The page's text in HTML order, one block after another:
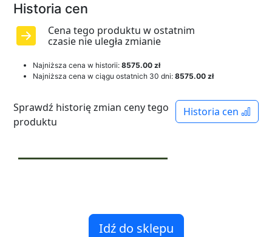
Historia cen
Cena tego produktu w ostatnim
czasie nie uległa zmianie
Najniższa cena w historii: 8575.00 zł
Najniższa cena w ciągu ostatnich 30 dni: 8575.00 zł
Historia cen
Sprawdź historię zmian ceny tego
produktu
Idź do sklepu